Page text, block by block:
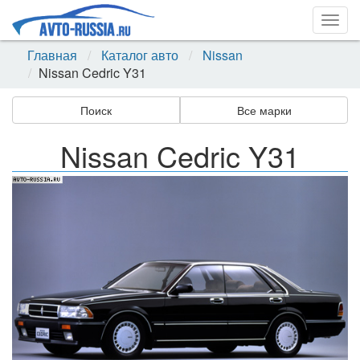
Главная
Каталог авто
Nissan
Nissan Cedric Y31
Поиск Все марки
Nissan Cedric Y31
Назад